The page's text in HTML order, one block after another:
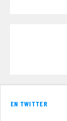
EN TWITTER